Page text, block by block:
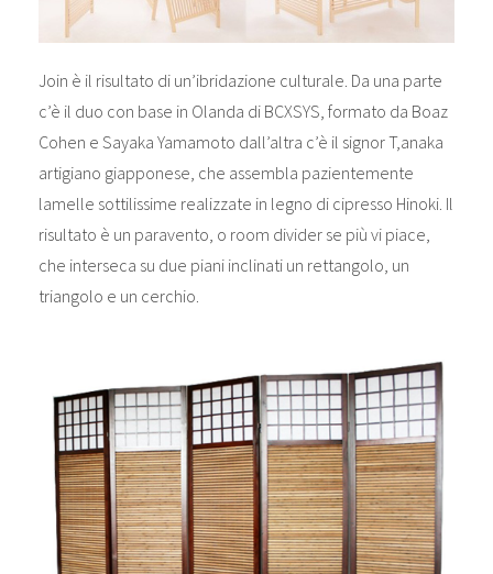
Join è il risultato di un’ibridazione culturale. Da una parte
c’è il duo con base in Olanda di BCXSYS, formato da Boaz
Cohen e Sayaka Yamamoto dall’altra c’è il signor T,anaka
artigiano giapponese, che assembla pazientemente
lamelle sottilissime realizzate in legno di cipresso Hinoki. Il
risultato è un paravento, o room divider se più vi piace,
che interseca su due piani inclinati un rettangolo, un
triangolo e un cerchio.